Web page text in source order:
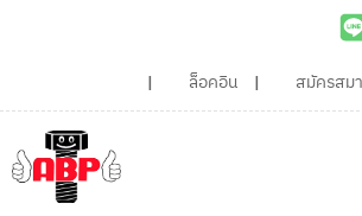
ล็อคอิน สมัครสม